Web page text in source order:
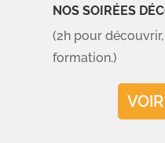
NOS SOIRÉES
(2h pour
formation.)